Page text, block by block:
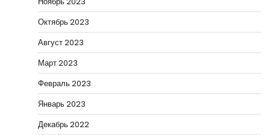
Октябрь 2023
Август 2023
Март 2023
Февраль 2023
Январь 2023
Декабрь 2022